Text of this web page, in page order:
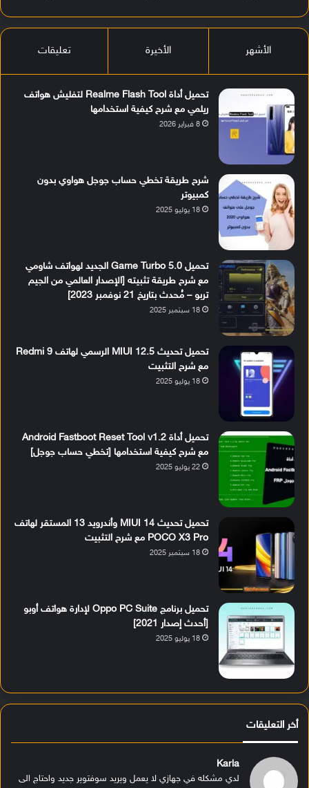
الأشهر الأخيرة تعليقات
تحميل أداة Realme Flash Tool لتفليش هواتف
ريلمي مع شرح كيفية استخدامها
8 فبراير 2026
شرح طريقة تخطي حساب جوجل هواوي بدون
كمبيوتر
18 يوليو 2025
تحميل Game Turbo 5.0 الجديد لهواتف شاومي
مع شرح طريقة تثبيته [الإصدار العالمي من الجيم
تربو – مُحدث بتاريخ 21 نوفمبر 2023]
18 سبتمبر 2025
تحميل تحديث MIUI 12.5 الرسمي لهاتف Redmi 9
مع شرح التثبيت
18 يوليو 2025
تحميل أداة Android Fastboot Reset Tool v1.2
مع شرح كيفية استخدامها [تخطي حساب جوجل]
22 يوليو 2025
تحميل تحديث MIUI 14 وأندرويد 13 المستقر لهاتف
POCO X3 Pro مع شرح التثبيت
18 سبتمبر 2025
تحميل برنامج Oppo PC Suite لإدارة هواتف أوبو
[أحدث إصدار 2021]
18 يوليو 2025
أخر التعليقات
Karla
لدي مشكله في جهازي لا يعمل ويريد سوفتوير جديد واحتاج الى